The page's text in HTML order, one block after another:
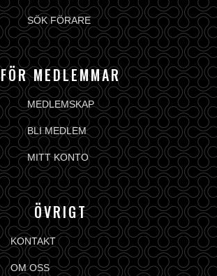
SÖK FÖRARE
FÖR MEDLEMMAR
MEDLEMSKAP
BLI MEDLEM
MITT KONTO
ÖVRIGT
KONTAKT
OM OSS